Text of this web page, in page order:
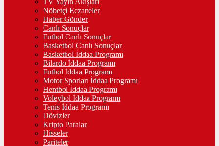
TV Yayın Akışları
Nöbetçi Eczaneler
Haber Gönder
Canlı Sonuçlar
Futbol Canlı Sonuçlar
Basketbol Canlı Sonuçlar
Basketbol İddaa Programı
Bilardo İddaa Programı
Futbol İddaa Programı
Motor Sporları İddaa Programı
Hentbol İddaa Programı
Voleybol İddaa Programı
Tenis İddaa Programı
Dövizler
Kripto Paralar
Hisseler
Pariteler